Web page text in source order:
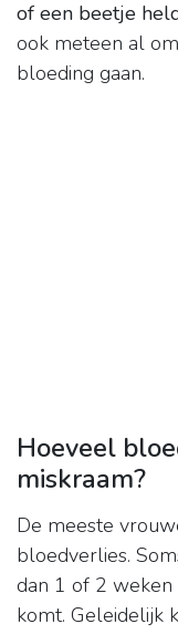
of een beetje
ook meteen al
bloeding gaan.
Hoeveel
miskraam?
De meeste
bloedverlies.
dan 1 of 2 weken
komt. Geleidelijk